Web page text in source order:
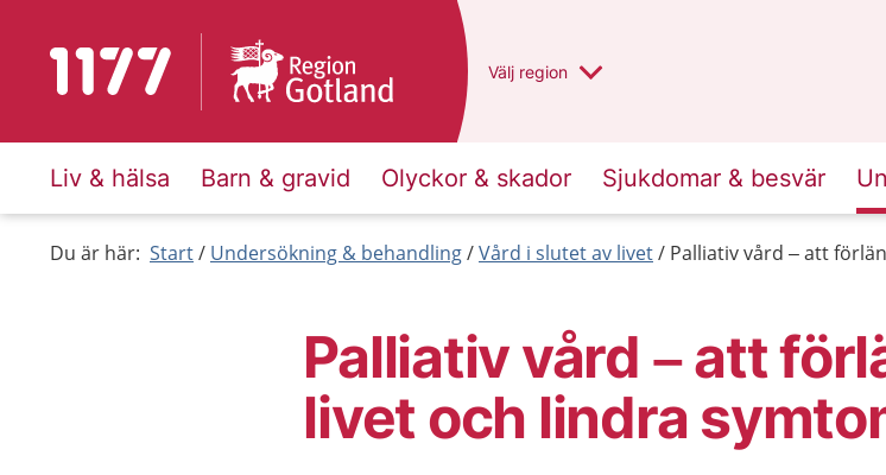
Till startsidan för 1177 Du har valt region
Välj en annan
region
Liv & hälsa Barn & gravid Olyckor & skador Sjukdomar & besvär
Du är här: Start Undersökning & behandling Vård i slutet av livet Palliativ vård – att
Palliativ vård – att
livet och lindra